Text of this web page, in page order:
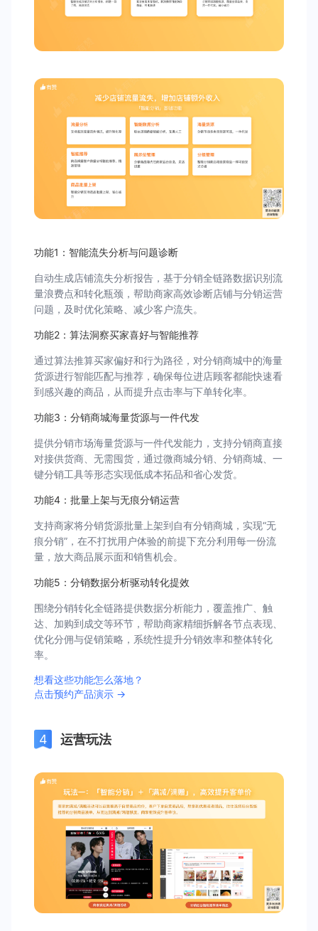
功能1：智能流失分析与问题诊断
自动生成店铺流失分析报告，基于分销全链路数据识别流
量浪费点和转化瓶颈，帮助商家高效诊断店铺与分销运营
问题，及时优化策略、减少客户流失。
功能2：算法洞察买家喜好与智能推荐
通过算法推算买家偏好和行为路径，对分销商城中的海量
货源进行智能匹配与推荐，确保每位进店顾客都能快速看
到感兴趣的商品，从而提升点击率与下单转化率。
功能3：分销商城海量货源与一件代发
提供分销市场海量货源与一件代发能力，支持分销商直接
对接供货商、无需囤货，通过微商城分销、分销商城、一
键分销工具等形态实现低成本拓品和省心发货。
功能4：批量上架与无痕分销运营
支持商家将分销货源批量上架到自有分销商城，实现“无
痕分销”，在不打扰用户体验的前提下充分利用每一份流
量，放大商品展示面和销售机会。
功能5：分销数据分析驱动转化提效
围绕分销转化全链路提供数据分析能力，覆盖推广、触
达、加购到成交等环节，帮助商家精细拆解各节点表现、
优化分佣与促销策略，系统性提升分销效率和整体转化
率。
想看这些功能怎么落地？
点击预约产品演示 →
运营玩法